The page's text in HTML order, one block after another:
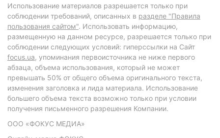
Использование материалов разрешается только при
соблюдении требований, описанных в разделе "Правила
пользования сайтом". Использовать информацию,
размещенную на данном ресурсе, разрешается только при
соблюдении следующих условий: гиперссылки на Сайт
focus.ua, упоминания первоисточника не ниже первого
абзаца, объема использования, который не может
превышать 50% от общего объема оригинального текста,
изменения заголовка и лида материала. Использование
большего объема текста возможно только при условии
получения письменного разрешения Компании.
ООО «ФОКУС МЕДИА»